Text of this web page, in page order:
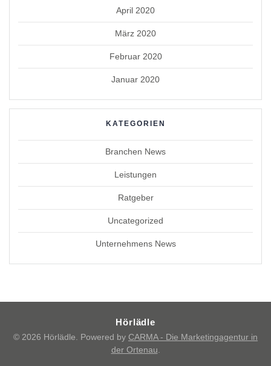
April 2020
März 2020
Februar 2020
Januar 2020
KATEGORIEN
Branchen News
Leistungen
Ratgeber
Uncategorized
Unternehmens News
Hörlädle
© 2026 Hörlädle. Powered by CARMA - Die Marketingagentur in
der Ortenau